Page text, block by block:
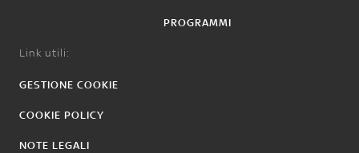
PROGRAMMI
Link utili:
GESTIONE COOKIE
COOKIE POLICY
NOTE LEGALI